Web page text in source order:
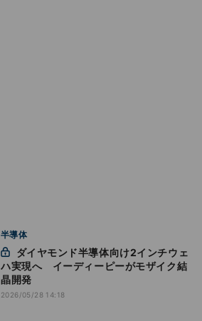
半導体
ハ実現へ イーディーピーがモザイク結
晶開発
2026/05/28 14:18